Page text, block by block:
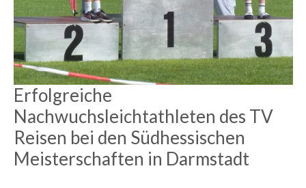
Erfolgreiche
Nachwuchsleichtathleten des TV
Reisen bei den Südhessischen
Meisterschaften in Darmstadt